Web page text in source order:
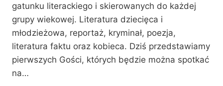
gatunku literackiego i skierowanych do każdej
grupy wiekowej. Literatura dziecięca i
młodzieżowa, reportaż, kryminał, poezja,
literatura faktu oraz kobieca. Dziś przedstawiamy
pierwszych Gości, których będzie można spotkać
na…